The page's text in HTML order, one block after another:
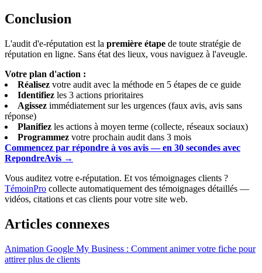
Conclusion
L'audit d'e-réputation est la première étape de toute stratégie de
réputation en ligne. Sans état des lieux, vous naviguez à l'aveugle.
Votre plan d'action :
Réalisez votre audit avec la méthode en 5 étapes de ce guide
Identifiez les 3 actions prioritaires
Agissez immédiatement sur les urgences (faux avis, avis sans
réponse)
Planifiez les actions à moyen terme (collecte, réseaux sociaux)
Programmez votre prochain audit dans 3 mois
Commencez par répondre à vos avis — en 30 secondes avec
RepondreAvis →
Vous auditez votre e-réputation. Et vos témoignages clients ?
TémoinPro collecte automatiquement des témoignages détaillés —
vidéos, citations et cas clients pour votre site web.
Articles connexes
Animation Google My Business : Comment animer votre fiche pour
attirer plus de clients